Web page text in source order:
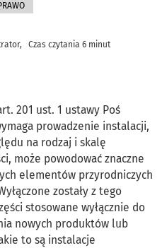
Czas czytania 6 minut
201 ust. 1 ustawy Poś
prowadzenie instalacji,
na rodzaj i skalę
może powodować znaczne
elementów przyrodniczych
zostały z tego
stosowane wyłącznie do
nowych produktów lub
to są instalacje